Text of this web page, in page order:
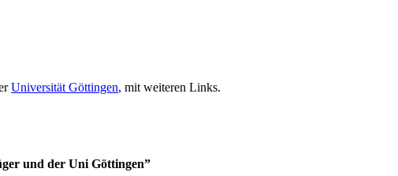
Universität Göttingen, mit weiteren Links.
und der Uni Göttingen”